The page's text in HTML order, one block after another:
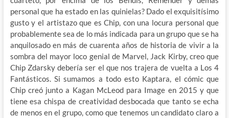
personal que ha estado en las quinielas? Dado el exquisitísimo
gusto y el artistazo que es Chip, con una locura personal que
probablemente sea de lo más indicada para un grupo que se ha
anquilosado en más de cuarenta años de historia de vivir a la
sombra del mayor loco genial de Marvel, Jack Kirby, creo que
Chip Zdarsky debería ser el que nos trajera de vuelta a Los 4
Fantásticos. Si sumamos a todo esto Kaptara, el cómic que
Chip creó junto a Kagan McLeod para Image en 2015 y que
tiene esa chispa de creatividad desbocada que tanto se echa
de menos en el grupo, como que tenemos un candidato claro a